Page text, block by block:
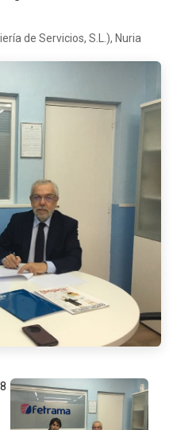
de Servicios, S.L.), Nuria